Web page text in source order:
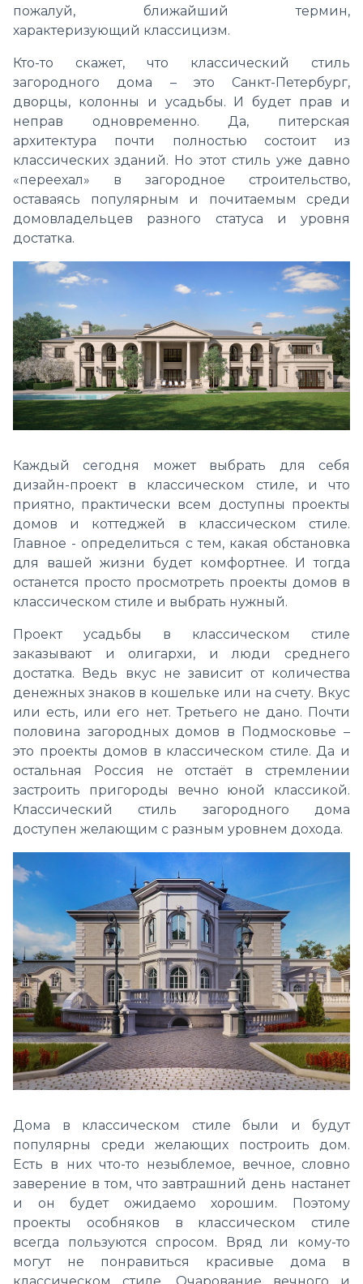
пожалуй, ближайший термин,
характеризующий классицизм.
Кто-то скажет, что классический стиль
загородного дома – это Санкт-Петербург,
дворцы, колонны и усадьбы. И будет прав и
неправ одновременно. Да, питерская
архитектура почти полностью состоит из
классических зданий. Но этот стиль уже давно
«переехал» в загородное строительство,
оставаясь популярным и почитаемым среди
домовладельцев разного статуса и уровня
достатка.
Каждый сегодня может выбрать для себя
дизайн-проект в классическом стиле, и что
приятно, практически всем доступны проекты
домов и коттеджей в классическом стиле.
Главное - определиться с тем, какая обстановка
для вашей жизни будет комфортнее. И тогда
останется просто просмотреть проекты домов в
классическом стиле и выбрать нужный.
Проект усадьбы в классическом стиле
заказывают и олигархи, и люди среднего
достатка. Ведь вкус не зависит от количества
денежных знаков в кошельке или на счету. Вкус
или есть, или его нет. Третьего не дано. Почти
половина загородных домов в Подмосковье –
это проекты домов в классическом стиле. Да и
остальная Россия не отстаёт в стремлении
застроить пригороды вечно юной классикой.
Классический стиль загородного дома
доступен желающим с разным уровнем дохода.
Дома в классическом стиле были и будут
популярны среди желающих построить дом.
Есть в них что-то незыблемое, вечное, словно
заверение в том, что завтрашний день настанет
и он будет ожидаемо хорошим. Поэтому
проекты особняков в классическом стиле
всегда пользуются спросом. Вряд ли кому-то
могут не понравиться красивые дома в
классическом стиле. Очарование вечного и